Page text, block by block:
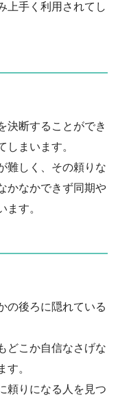
上手く利用されてし
決断することができ
まいます。
難しく、その頼りな
かなかできず同期や
ます。
の後ろに隠れている
どこか自信なさげな
す。
頼りになる人を見つ